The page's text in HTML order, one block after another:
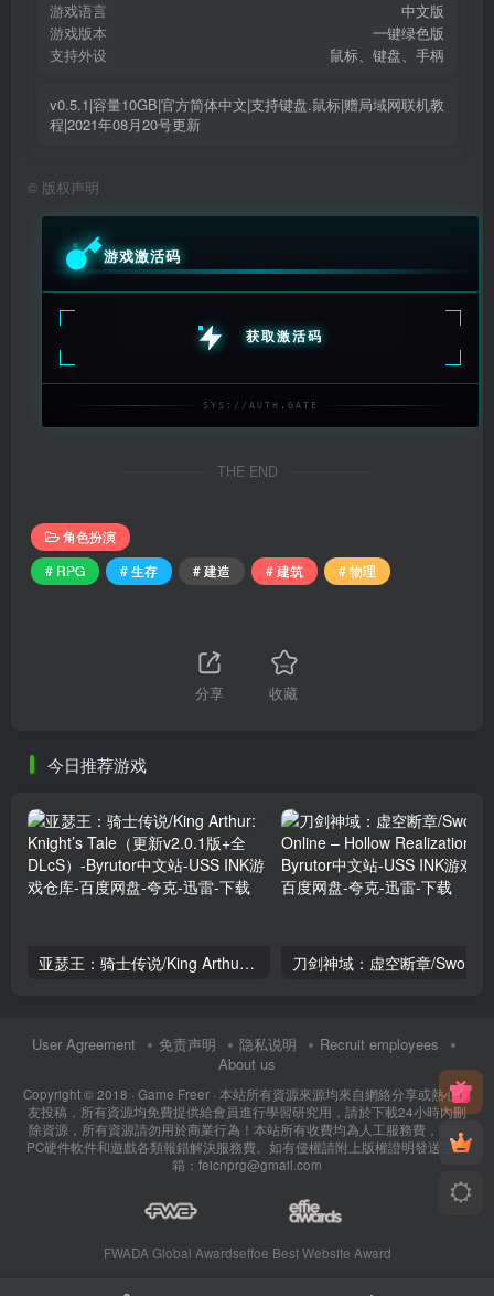
游戏语言
中文版
游戏版本
一键绿色版
支持外设
鼠标、键盘、手柄
v0.5.1|容量10GB|官方简体中文|支持键盘.鼠标|赠局域网联机教
程|2021年08月20号更新
© 版权声明
游戏激活码
获取激活码
SYS://AUTH.GATE
THE END
角色扮演
# RPG
# 生存 # 建造 # 建筑 # 物理
分享 收藏
今日推荐游戏
亚瑟王：骑士传说/King Arthur: Knight’s Tale（更新v2.0.1版+全DLcS）
User Agreement 免责声明 隐私说明
Recruit employees
About us
Copyright © 2018 · Game Freer · 本站所有資源來源均來自網絡分享或熱心網
友投稿，所有資源均免費提供給會員進行學習研究用，請於下載24小時內刪
除資源，所有資源請勿用於商業行為！本站所有收費均為人工服務費，包含
PC硬件軟件和遊戲各類報錯解決服務費。如有侵權請附上版權證明發送至郵
箱：feicnprg@gmail.com
FWADA Global Awardseffoe Best Website Award